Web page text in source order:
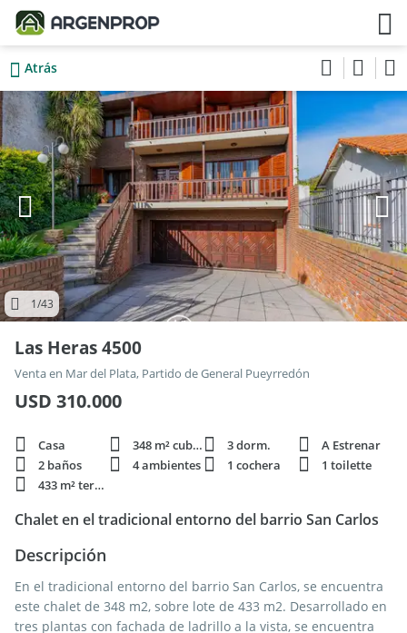
Atrás
1/43
Las Heras 4500
Venta en Mar del Plata, Partido de General Pueyrredón
USD 310.000
Casa 348 m² cubie. 3 dorm.
A Estrenar
2 baños
4 ambientes 1 cochera
1 toilette
433 m² terren.
Chalet en el tradicional entorno del barrio San Carlos
Descripción
En el tradicional entorno del barrio San Carlos, se encuentra
este chalet de 348 m2, sobre lote de 433 m2. Desarrollado en
tres plantas con fachada de ladrillo a la vista, se encuentra